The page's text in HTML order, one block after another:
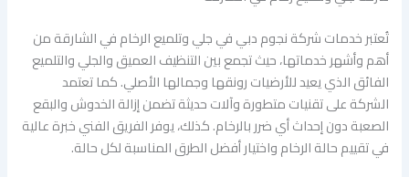
تُعتبر خدمات شركة نجوم دبي في جلي وتلميع الرخام في الشارقة من
أهم وأشهر خدماتها، حيث تجمع بين التنظيف العميق والجلي والتلميع
الفائق الذي يعيد للأرضيات رونقها وجمالها الأصلي. كما تعتمد
الشركة على تقنيات متطورة وآلات حديثة تضمن إزالة الخدوش والبقع
الصعبة دون إحداث أي ضرر بالرخام. كذلك، يوفر الفريق الفني خبرة عالية
في تقييم حالة الرخام واختيار أفضل الطرق المناسبة لكل حالة.